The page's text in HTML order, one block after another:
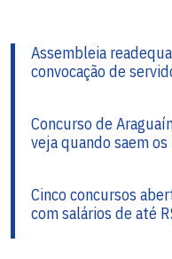
Assembleia
convocação de
Concurso de
veja quando saem
Cinco concursos
com salários de até